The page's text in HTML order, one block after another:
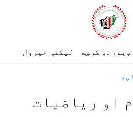
ډیورنډ کرښه لیکنې خپرول
او ریاضیات